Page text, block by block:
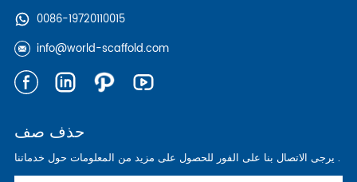
0086-19720110015
info@world-scaffold.com
حذف صف
يرجى الاتصال بنا على الفور للحصول على مزيد من المعلومات حول خدماتنا .